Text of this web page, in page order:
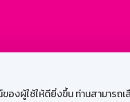
ผู้ใช้ให้ดียิ่งขึ้น ท่านสามารถ